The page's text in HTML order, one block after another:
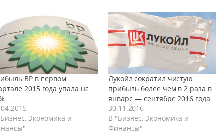
BP в первом
2015 года упала на
Экономика и
Лукойл сократил чистую
прибыль более чем в 2 раза в
январе — сентябре 2016 года
30.11.2016
В "Бизнес, Экономика и
Финансы"